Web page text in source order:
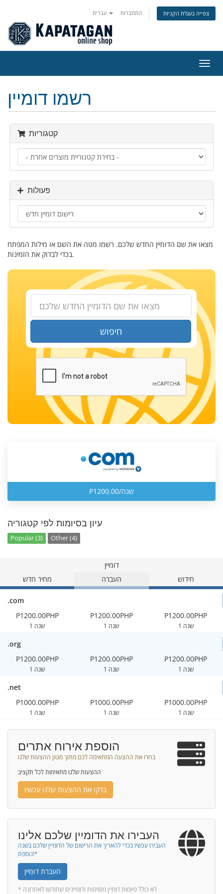
התחברות צפייה בעגלת הקניות
ניווט
רשמו דומיין
קטגוריות
פעולות
מצאו את שם הדומיין החדש שלכם. רשמו מטה את השם או מילות המפתח
בכדי לבדוק את הזמינות.
חיפוש
P1200.00/שנה
עיון בסיומות לפי קטגוריה
Popular (3) Other (4)
דומיין
מחיר חדש
העברה חידוש
.com
P1200.00PHP
1 שנה
P1200.00PHP
1 שנה
P1200.00PHP
1 שנה
.org
P1200.00PHP
1 שנה
P1200.00PHP
1 שנה
P1200.00PHP
1 שנה
.net
P1000.00PHP
1 שנה
P1000.00PHP
1 שנה
P1000.00PHP
1 שנה
הוספת אירוח אתרים
בחרו את ההצעה המתאימה לכם מתוך מגוון ההצעות שלנו
ההצעות שלנו מתאימות לכל תקציב
בדקו את ההצעות שלנו עכשיו
העבירו את הדומיין שלכם אלינו
העבירו עכשיו בכדי להאריך את הרישום של הדומיין שלכם בשנה
נוספת!*
העברת דומיין
* לא כולל סיומות דומיין מסוימות ודומיינים שחודשו לאחרונה